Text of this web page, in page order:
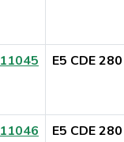
11045 E5 CDE 280
11046 E5 CDE 280